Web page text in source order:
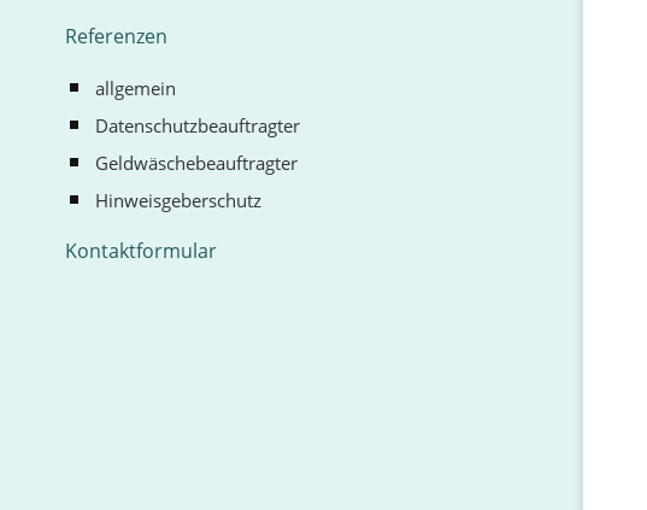
Referenzen
allgemein
Datenschutzbeauftragter
Geldwäschebeauftragter
Hinweisgeberschutz
Kontaktformular